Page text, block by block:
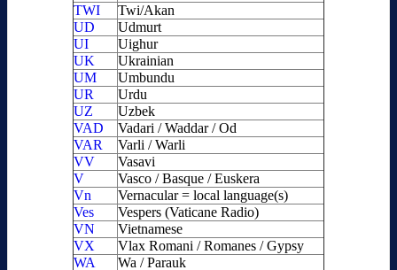
TWI
Twi/Akan
UD
Udmurt
UI
Uighur
UK
Ukrainian
UM
Umbundu
UR
Urdu
UZ
Uzbek
VAD
Vadari / Waddar / Od
VAR
Varli / Warli
VV
Vasavi
V
Vasco / Basque / Euskera
Vn
Vernacular = local language(s)
Ves
Vespers (Vaticane Radio)
VN
Vietnamese
VX
Vlax Romani / Romanes / Gypsy
WA
Wa / Parauk